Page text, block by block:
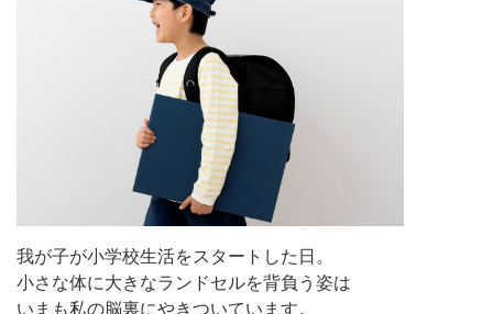
我が子が小学校生活をスタートした日。
小さな体に大きなランドセルを背負う姿は
いまも私の脳裏にやきついています。